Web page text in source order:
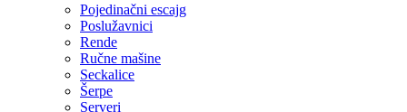
Pojedinačni escajg
Poslužavnici
Rende
Ručne mašine
Seckalice
Šerpe
Serveri